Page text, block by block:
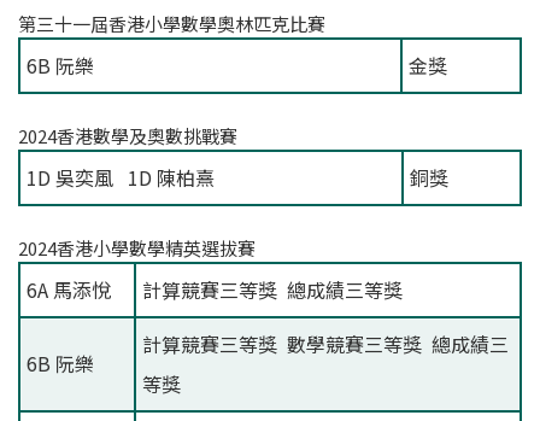
第三十一屆香港小學數學奧林匹克比賽
6B 阮樂 金獎
2024香港數學及奧數挑戰賽
1D 吳奕風 1D 陳柏熹 銅獎
2024香港小學數學精英選拔賽
6A 馬添悅 計算競賽三等獎 總成績三等獎
6B 阮樂
計算競賽三等獎 數學競賽三等獎 總成績三
等獎